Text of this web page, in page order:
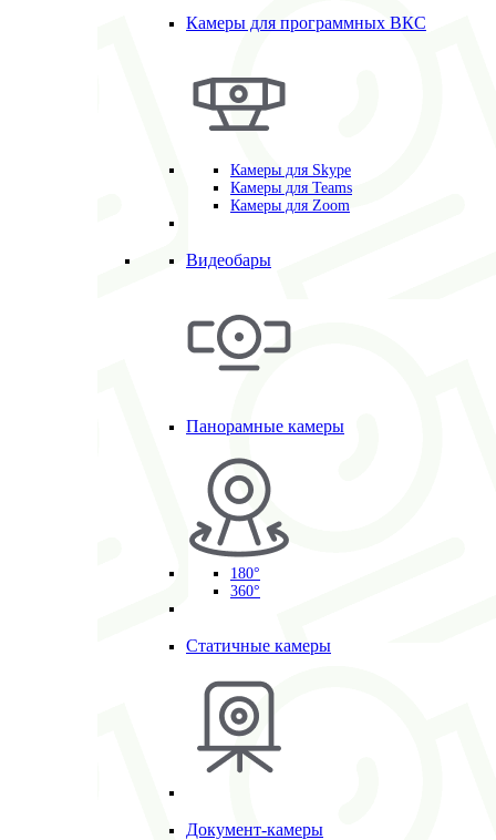
Камеры для программных ВКС
Камеры для Skype
Камеры для Teams
Камеры для Zoom
Видеобары
Панорамные камеры
180°
360°
Статичные камеры
Документ-камеры